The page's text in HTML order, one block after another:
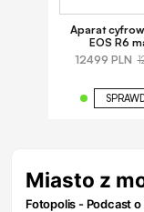
Aparat
EOS R6
12499 PLN